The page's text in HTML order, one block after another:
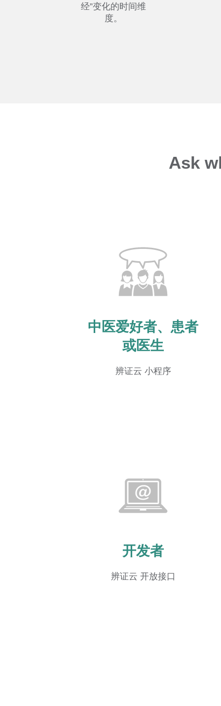
经”变化的时间维
度。
Ask
中医爱好者、患者
或医生
辨证云 小程序
开发者
辨证云 开放接口